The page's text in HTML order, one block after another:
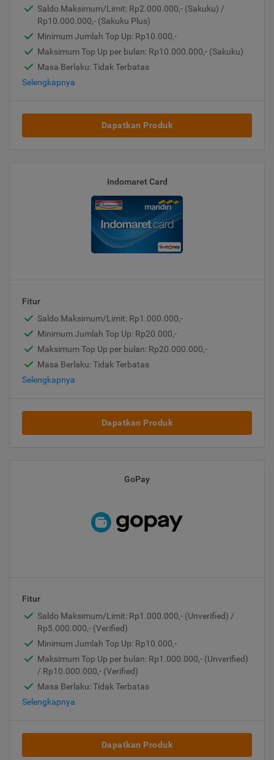
Saldo Maksimum/Limit: Rp2.000.000,- (Sakuku) /
Rp10.000.000,- (Sakuku Plus)
Minimum Jumlah Top Up: Rp10.000,-
Maksimum Top Up per bulan: Rp10.000.000,- (Sakuku)
Masa Berlaku: Tidak Terbatas
Selengkapnya
Dapatkan Produk
Indomaret Card
Fitur
Saldo Maksimum/Limit: Rp1.000.000,-
Minimum Jumlah Top Up: Rp20.000,-
Maksimum Top Up per bulan: Rp20.000.000,-
Masa Berlaku: Tidak Terbatas
Selengkapnya
Dapatkan Produk
GoPay
Fitur
Saldo Maksimum/Limit: Rp1.000.000,- (Unverified) /
Rp5.000.000,- (Verified)
Minimum Jumlah Top Up: Rp10.000,-
Maksimum Top Up per bulan: Rp1.000.000,- (Unverified)
/ Rp10.000.000,- (Verified)
Masa Berlaku: Tidak Terbatas
Selengkapnya
Dapatkan Produk